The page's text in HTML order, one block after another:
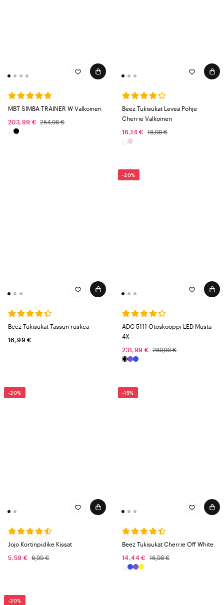
MBT SIMBA TRAINER W Valkoinen
203,99 € 254,98 €
Beez Tukisukat Leveä Pohje
Cherrie Valkoinen
16,14 €
18,98 €
Beez Tukisukat Tassun ruskea
16,99 €
-20%
ADC 5111 Otoskooppi LED Musta
4X
231,99 € 289,99 €
-20%
Jojo Kortinpidike Kissat
5,59 €
6,99 €
-15%
Beez Tukisukat Cherrie Off White
14,44 €
16,98 €
-20%